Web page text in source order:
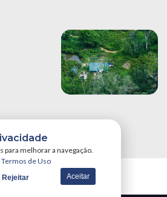
para melhorar a navegação.
Termos de Uso
Rejeitar Aceitar